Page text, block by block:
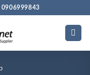
0906999843